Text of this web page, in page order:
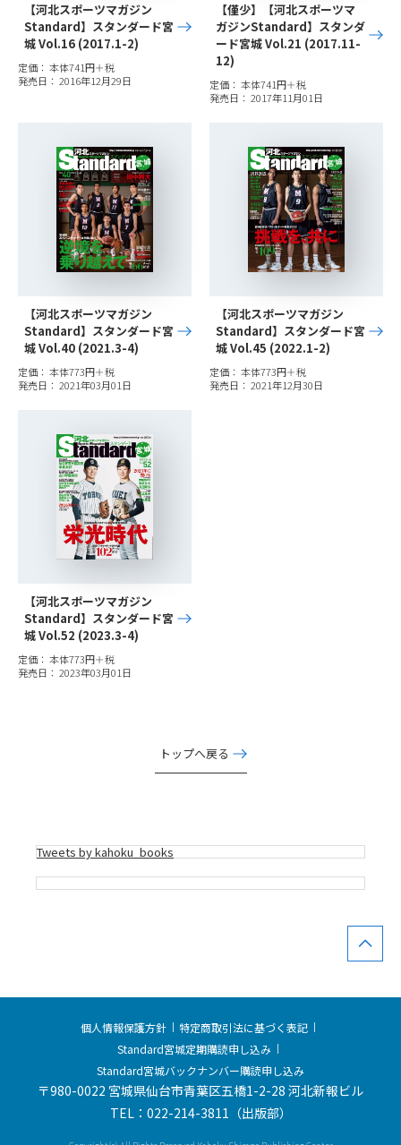
【河北スポーツマガジン
Standard】スタンダード宮
城 Vol.16 (2017.1-2)
定価： 本体741円＋税
発売日： 2016年12月29日
【僅少】【河北スポーツマ
ガジンStandard】スタンダ
ード宮城 Vol.21 (2017.11-
12)
定価： 本体741円＋税
発売日： 2017年11月01日
【河北スポーツマガジン
Standard】スタンダード宮
城 Vol.40 (2021.3-4)
定価： 本体773円＋税
発売日： 2021年03月01日
【河北スポーツマガジン
Standard】スタンダード宮
城 Vol.45 (2022.1-2)
定価： 本体773円＋税
発売日： 2021年12月30日
【河北スポーツマガジン
Standard】スタンダード宮
城 Vol.52 (2023.3-4)
定価： 本体773円＋税
発売日： 2023年03月01日
トップへ戻る
Tweets by kahoku_books
個人情報保護方針
特定商取引法に基づく表記
Standard宮城定期購読申し込み
Standard宮城バックナンバー購読申し込み
〒980-0022 宮城県仙台市青葉区五橋1-2-28 河北新報ビル
TEL：022-214-3811（出版部）